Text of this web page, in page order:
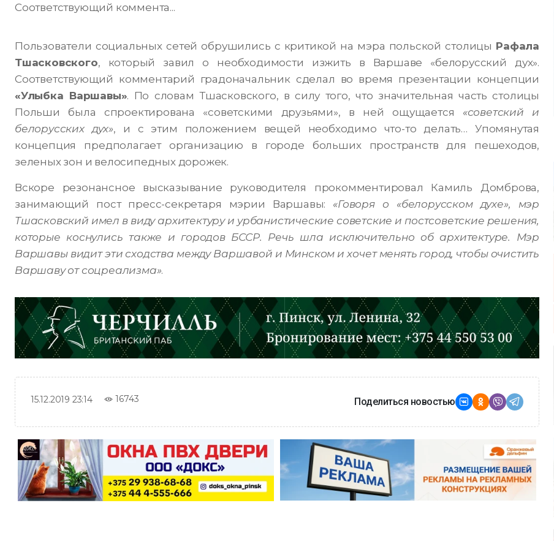
Соответствующий коммента...
Пользователи социальных сетей обрушились с критикой на мэра польской столицы Рафала
Тшасковского, который завил о необходимости изжить в Варшаве «белорусский дух».
Соответствующий комментарий градоначальник сделал во время презентации концепции
«Улыбка Варшавы». По словам Тшасковского, в силу того, что значительная часть столицы
Польши была спроектирована «советскими друзьями», в ней ощущается «советский и
белорусских дух», и с этим положением вещей необходимо что-то делать… Упомянутая
концепция предполагает организацию в городе больших пространств для пешеходов,
зеленых зон и велосипедных дорожек.
Вскоре резонансное высказывание руководителя прокомментировал Камиль Домброва,
занимающий пост пресс-секретаря мэрии Варшавы: «Говоря о «белорусском духе», мэр
Тшасковский имел в виду архитектуру и урбанистические советские и постсоветские решения,
которые коснулись также и городов БССР. Речь шла исключительно об архитектуре. Мэр
Варшавы видит эти сходства между Варшавой и Минском и хочет менять город, чтобы очистить
Варшаву от соцреализма».
15.12.2019 23:14 16743 Поделиться новостью